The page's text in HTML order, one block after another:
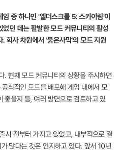
중 하나인 '엘더스크롤 5: 스카이림'이
던 데는 활발한 모드 커뮤니티의 활성
회사 차원에서 '붉은사막'의 모드 지원
. 현재 모드 커뮤니티의 상황을 주시하면
식적인 모드를 배포해 게임 내에서 모
좋을지 등, 여러 방면으로 검토하고 있
시 전부터 가지고 있었고, 내부적으로 결
많다는 것은 인지하고 있다. 앞서 10년